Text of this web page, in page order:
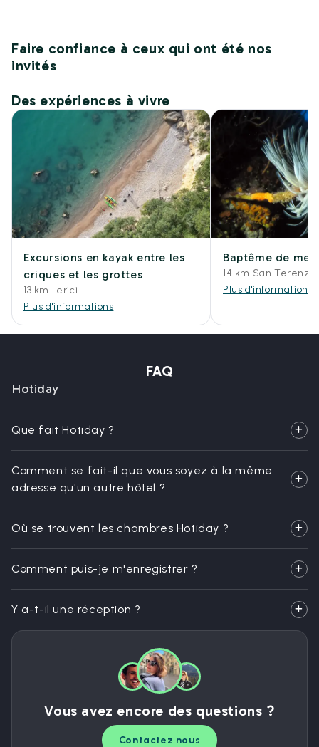
Faire confiance à ceux qui ont été nos
invités
Des expériences à vivre
Excursions en kayak entre les
criques et les grottes
13 km Lerici
Plus d'informations
Baptême de mer
14 km San Terenzo
Plus d'informations
FAQ
Hotiday
Que fait Hotiday ?
Comment se fait-il que vous soyez à la même
adresse qu'un autre hôtel ?
Où se trouvent les chambres Hotiday ?
Comment puis-je m'enregistrer ?
Y a-t-il une réception ?
Vous avez encore des questions ?
Contactez nous